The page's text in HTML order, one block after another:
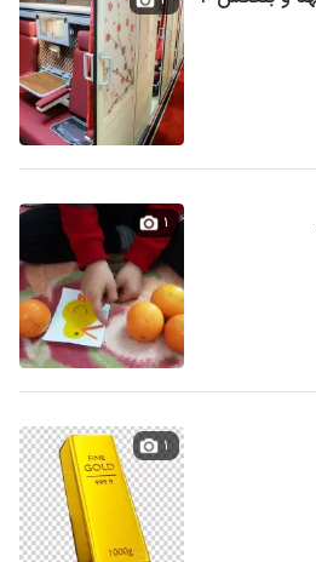
۱
۱